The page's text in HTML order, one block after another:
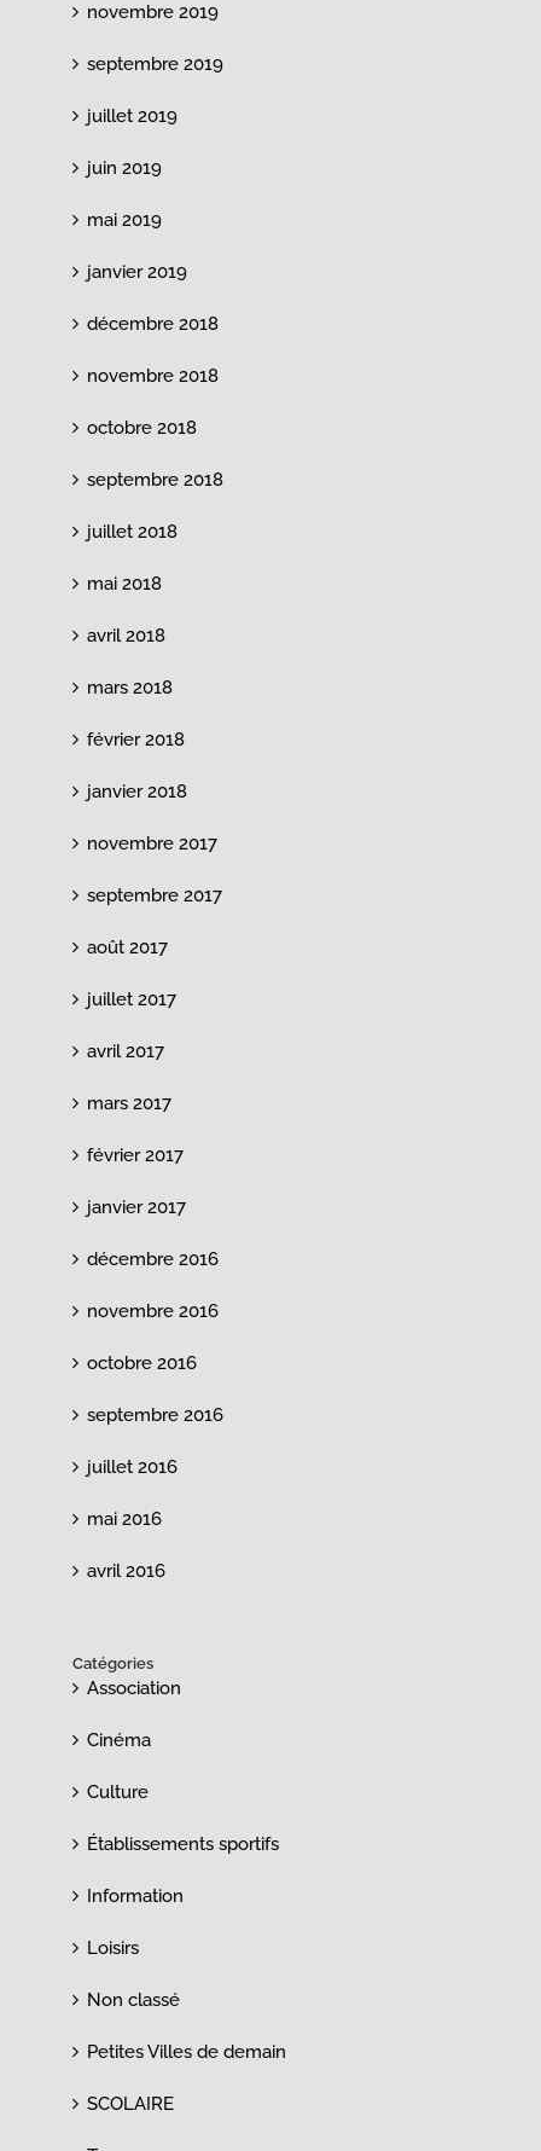
novembre 2019
septembre 2019
juillet 2019
juin 2019
mai 2019
janvier 2019
décembre 2018
novembre 2018
octobre 2018
septembre 2018
juillet 2018
mai 2018
avril 2018
mars 2018
février 2018
janvier 2018
novembre 2017
septembre 2017
août 2017
juillet 2017
avril 2017
mars 2017
février 2017
janvier 2017
décembre 2016
novembre 2016
octobre 2016
septembre 2016
juillet 2016
mai 2016
avril 2016
Catégories
Association
Cinéma
Culture
Établissements sportifs
Information
Loisirs
Non classé
Petites Villes de demain
SCOLAIRE